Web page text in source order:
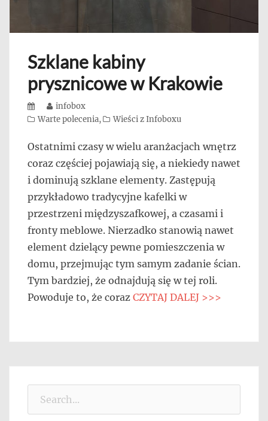
Szklane kabiny
prysznicowe w Krakowie
Posted
on
Author
infobox
Categories
Warte polecenia, Wieści z Infoboxu
Ostatnimi czasy w wielu aranżacjach wnętrz
coraz częściej pojawiają się, a niekiedy nawet
i dominują szklane elementy. Zastępują
przykładowo tradycyjne kafelki w
przestrzeni międzyszafkowej, a czasami i
fronty meblowe. Nierzadko stanowią nawet
element dzielący pewne pomieszczenia w
domu, przejmując tym samym zadanie ścian.
Tym bardziej, że odnajdują się w tej roli.
Powoduje to, że coraz CZYTAJ DALEJ >>>